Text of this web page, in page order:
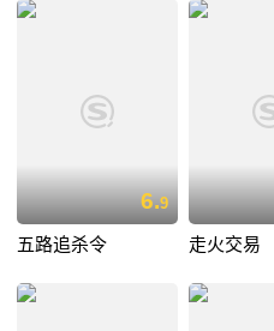
6.9
五路追杀令 走火交易